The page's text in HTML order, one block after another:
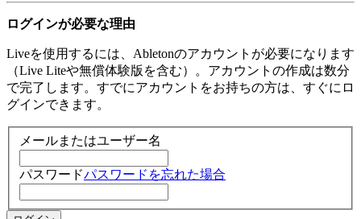
ログインが必要な理由
Liveを使用するには、Abletonのアカウントが必要になります
（Live Liteや無償体験版を含む）。アカウントの作成は数分
で完了します。すでにアカウントをお持ちの方は、すぐにロ
グインできます。
メールまたはユーザー名
パスワードパスワードを忘れた場合